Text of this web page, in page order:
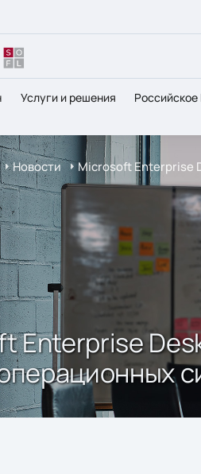
Услуги и решения
Новости Microsoft Enterprise
Enterprise